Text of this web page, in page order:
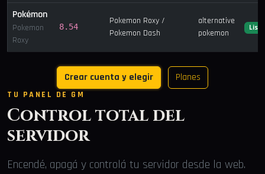
Pokémon
Pokemon
Roxy
8.54
Pokemon Roxy /
Pokemon Dash
alternative
pokemon
Listo
Crear cuenta y elegir Planes
TU PANEL DE GM
Control total del
servidor
Encendé, apagá y controlá tu servidor desde la web.